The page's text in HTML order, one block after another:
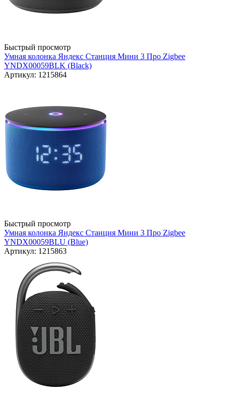
Быстрый просмотр
Умная колонка Яндекс Станция Мини 3 Про Zigbee
YNDX00059BLK (Black)
Артикул: 1215864
Быстрый просмотр
Умная колонка Яндекс Станция Мини 3 Про Zigbee
YNDX00059BLU (Blue)
Артикул: 1215863